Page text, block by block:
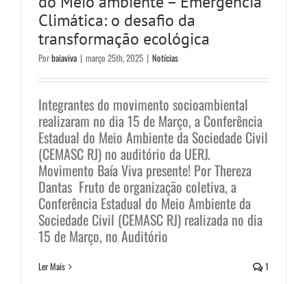
Climática: o desafio da
transformação ecológica
Porbaiaviva | março 25th, 2025 | Notícias
Integrantes do movimento socioambiental
realizaram no dia 15 de Março, a Conferência
Estadual do Meio Ambiente da Sociedade Civil
(CEMASC RJ) no auditório da UERJ.
Movimento Baía Viva presente! Por Thereza
Dantas Fruto de organização coletiva, a
Conferência Estadual do Meio Ambiente da
Sociedade Civil (CEMASC RJ) realizada no dia
15 de Março, no Auditório
Ler Mais 1
Mulheres do Movimento Baía Viva
presentes na Conferência Livre